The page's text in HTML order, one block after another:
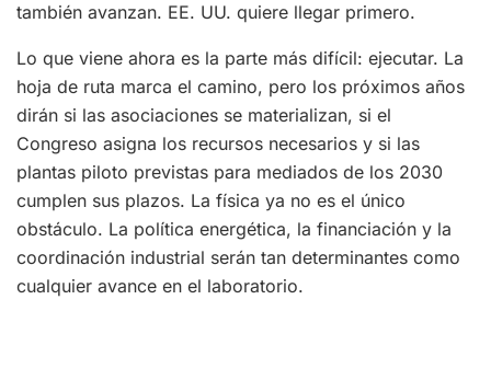
también avanzan. EE. UU. quiere llegar primero.
Lo que viene ahora es la parte más difícil: ejecutar. La
hoja de ruta marca el camino, pero los próximos años
dirán si las asociaciones se materializan, si el
Congreso asigna los recursos necesarios y si las
plantas piloto previstas para mediados de los 2030
cumplen sus plazos. La física ya no es el único
obstáculo. La política energética, la financiación y la
coordinación industrial serán tan determinantes como
cualquier avance en el laboratorio.